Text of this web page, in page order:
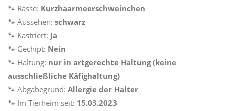
🐾 Rasse: Kurzhaarmeerschweinchen
🐾 Aussehen: schwarz
🐾 Kastriert: Ja
🐾 Gechipt: Nein
🐾 Haltung: nur in artgerechte Haltung (keine
ausschließliche Käfighaltung)
🐾 Abgabegrund: Allergie der Halter
🐾 Im Tierheim seit: 15.03.2023